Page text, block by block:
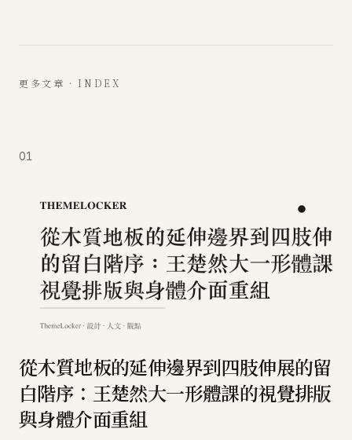
更多文章 · INDEX
01
從木質地板的延伸邊界到四肢伸展的留
白階序：王楚然大一形體課的視覺排版
與身體介面重組